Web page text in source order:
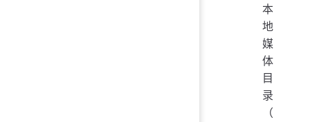
本
地
媒
体
目
录
（